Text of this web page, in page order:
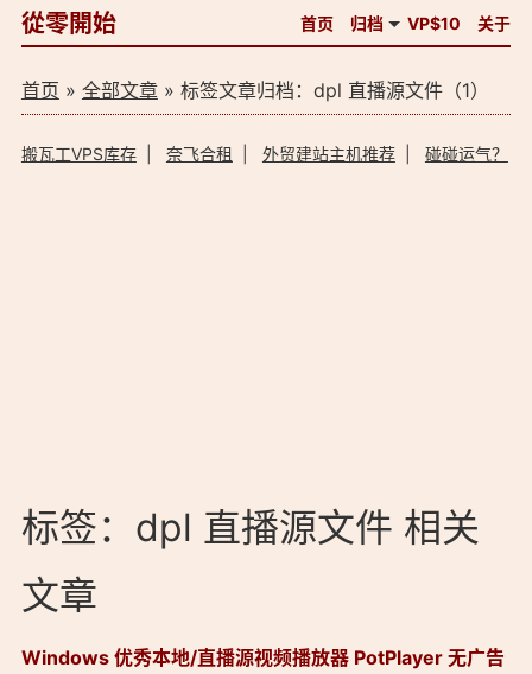
從零開始 首页 归档 VP$10 关于
首页 » 全部文章» 标签文章归档：dpl 直播源文件（1）
搬瓦工VPS库存| 奈飞合租 外贸建站主机推荐| 碰碰运气？
标签：dpl 直播源文件 相关
文章
Windows 优秀本地/直播源视频播放器 PotPlayer 无广告